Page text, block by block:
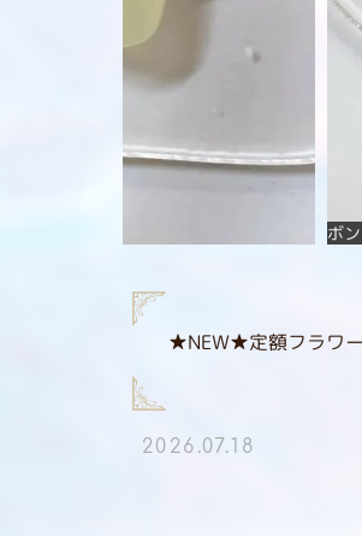
ボ
★NEW★定額フラワ
2026.07.18